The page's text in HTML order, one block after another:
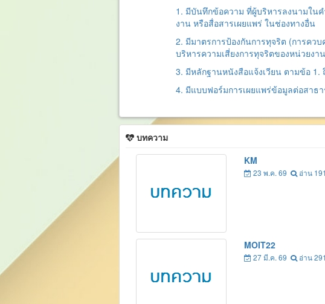
1. มีบันทึกข้อความ ที่ผู้บริหารลงนามใน
งาน หรือสื่อสารเผยแพร่ ในช่องทางอื่น
2. มีมาตรการป้องกันการทุจริต (การคว
บริหารความเสี่ยงการทุจริตของหน่วยงา
3. มีหลักฐานหนังสือแจ้งเวียน ตามข้อ 1.
4. มีแบบฟอร์มการเผยแพร่ข้อมูลต่อสาธ
บทความ
KM
23 พ.ค. 69 อ่าน 191
MOIT22
27 มี.ค. 69 อ่าน 291